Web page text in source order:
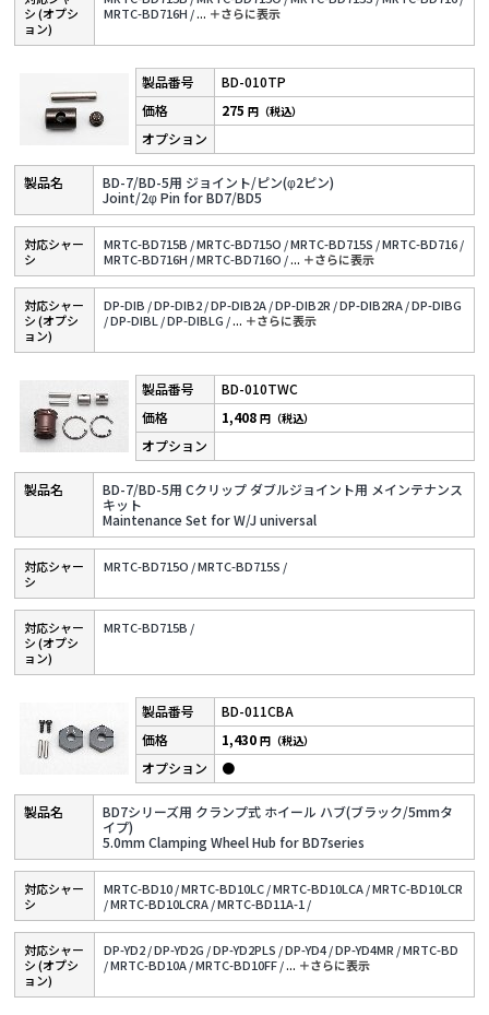
シ (オプシ
ョン)
MRTC-BD716H /... ＋さらに表⽰
BD-010TP
BD-7/BD-5用 ジョイント/ピン(φ2ピン)
Joint/2φ Pin for BD7/BD5
275円（税込）
対応シャー
シ
MRTC-BD715B /MRTC-BD715O /MRTC-BD715S /MRTC-BD716 /
MRTC-BD716H /MRTC-BD716O /... ＋さらに表⽰
対応シャー
シ (オプシ
ョン)
DP-DIB /DP-DIB2 /DP-DIB2A /DP-DIB2R /DP-DIB2RA /DP-DIBG
/DP-DIBL /DP-DIBLG /... ＋さらに表⽰
BD-010TWC
BD-7/BD-5用 Cクリップ ダブルジョイント用 メインテナンス
キット
Maintenance Set for W/J universal
1,408円（税込）
対応シャー
シ
MRTC-BD715O /MRTC-BD715S /
対応シャー
シ (オプシ
ョン)
MRTC-BD715B /
BD-011CBA
BD7シリーズ用 クランプ式 ホイール ハブ(ブラック/5mmタ
イプ)
5.0mm Clamping Wheel Hub for BD7series
1,430円（税込）
●
対応シャー
シ
MRTC-BD10 /MRTC-BD10LC /MRTC-BD10LCA /MRTC-BD10LCR
/MRTC-BD10LCRA /MRTC-BD11A-1 /
対応シャー
シ (オプシ
ョン)
DP-YD2 /DP-YD2G /DP-YD2PLS /DP-YD4 /DP-YD4MR /MRTC-BD
/MRTC-BD10A /MRTC-BD10FF /... ＋さらに表⽰